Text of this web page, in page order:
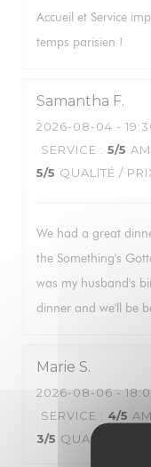
Accueil et Service
temps parisien !
Samantha F
2026-08-04 -
SERVICE : 5/5
5/5 QUALITÉ /
We had a great
the Something's
was my husband's
dinner and we'll be
Marie S
2026-08-06-
SERVICE : 4/5
3/5 QUALITÉ / PRIX